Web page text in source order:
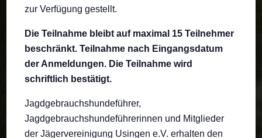
zur Verfügung gestellt.
Die Teilnahme bleibt auf maximal 15 Teilnehmer
beschränkt. Teilnahme nach Eingangsdatum
der Anmeldungen. Die Teilnahme wird
schriftlich bestätigt.
Jagdgebrauchshundeführer,
Jagdgebrauchshundeführerinnen und Mitglieder
der Jägervereinigung Usingen e.V. erhalten den